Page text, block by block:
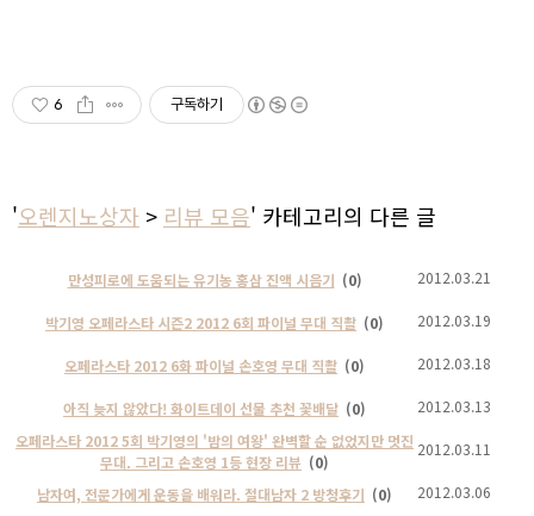
6 구독하기
'오렌지노상자 > 리뷰 모음' 카테고리의 다른 글
만성피로에 도움되는 유기농 홍삼 진액 시음기 (0) 2012.03.21
박기영 오페라스타 시즌2 2012 6회 파이널 무대 직촬 (0) 2012.03.19
오페라스타 2012 6화 파이널 손호영 무대 직촬 (0) 2012.03.18
아직 늦지 않았다! 화이트데이 선물 추천 꽃배달 (0)
2012.03.13
오페라스타 2012 5회 박기영의 '밤의 여왕' 완벽할 순 없었지만 멋진
무대. 그리고 손호영 1등 현장 리뷰 (0)
2012.03.11
남자여, 전문가에게 운동을 배워라. 절대남자 2 방청후기 (0) 2012.03.06